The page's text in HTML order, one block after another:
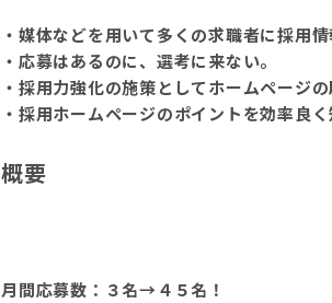
・媒体などを用いて多くの求職者に採用
・応募はあるのに、選考に来ない。
・採用力強化の施策としてホームページ
・採用ホームページのポイントを効率良く
概要
月間応募数：３名→４５名！